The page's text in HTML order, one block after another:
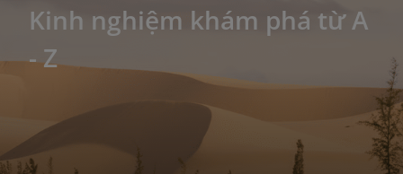
Kinh nghiệm khám phá từ A
- Z